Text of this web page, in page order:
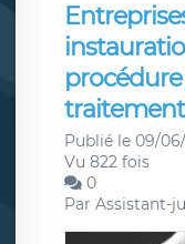
traitement
Publié le 09/06/
Vu 822 fois
0
Par Assistant-